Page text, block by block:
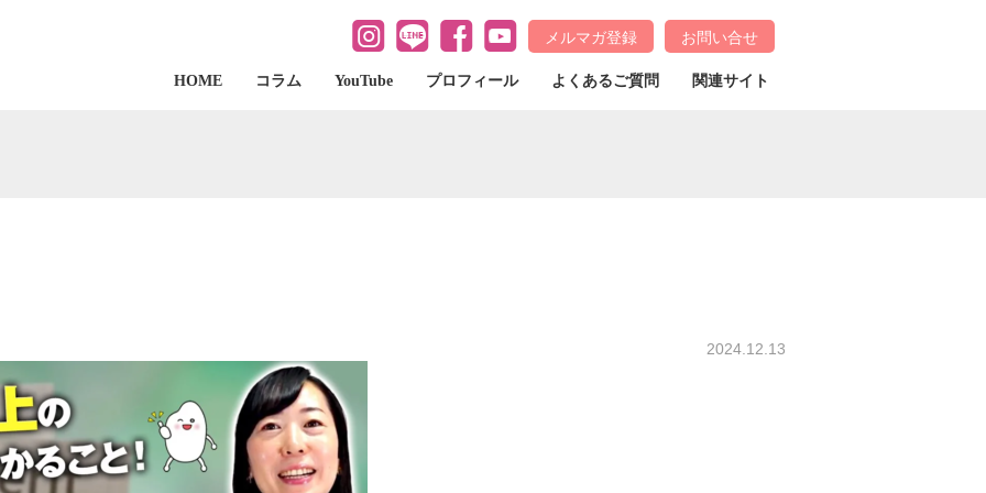
メルマガ登録 お問い合せ
HOME コラム YouTube プロフィール よくあるご質問 関連サイト
2024.12.13